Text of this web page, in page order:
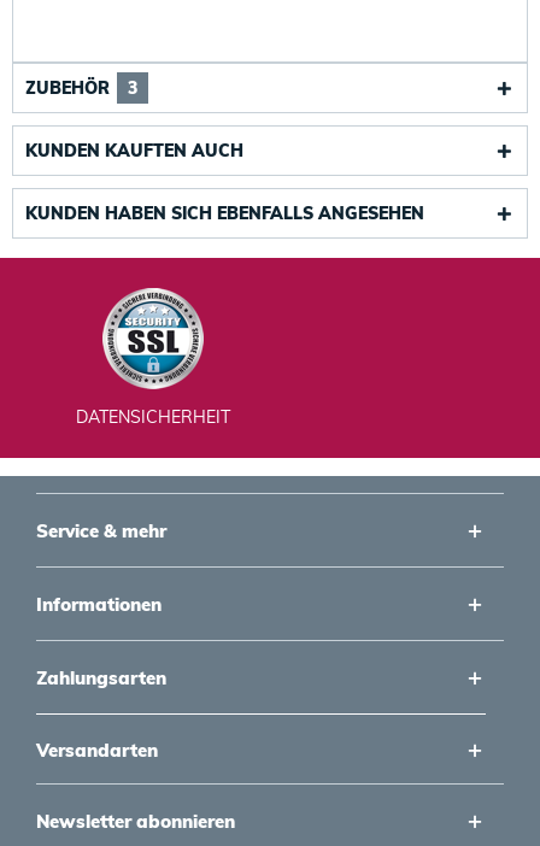
ZUBEHÖR 3
KUNDEN KAUFTEN AUCH
KUNDEN HABEN SICH EBENFALLS ANGESEHEN
DATENSICHERHEIT
Service & mehr
Informationen
Zahlungsarten
Versandarten
Newsletter abonnieren